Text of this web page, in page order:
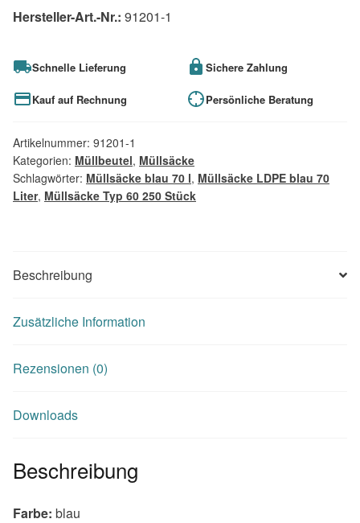
Hersteller-Art.-Nr.: 91201-1
Schnelle Lieferung Sichere Zahlung
Kauf auf Rechnung Persönliche Beratung
Artikelnummer: 91201-1
Kategorien: Müllbeutel, Müllsäcke
Schlagwörter: Müllsäcke blau 70 l, Müllsäcke LDPE blau 70
Liter, Müllsäcke Typ 60 250 Stück
Beschreibung
Zusätzliche Information
Rezensionen (0)
Downloads
Beschreibung
Farbe: blau